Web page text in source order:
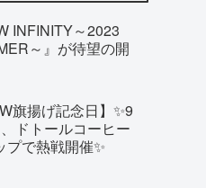
INFINITY～2023
～』が待望の開
旗揚げ記念日】✨9
ドトールコーヒー
プで熱戦開催✨